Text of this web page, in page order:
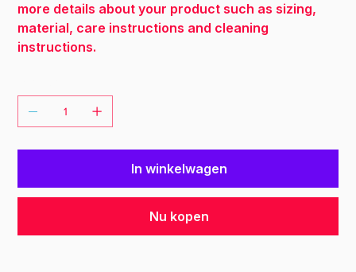
more details about your product such as sizing,
material, care instructions and cleaning
instructions.
In winkelwagen
Nu kopen